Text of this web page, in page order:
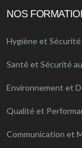
NOS
Hygiène et
Santé et Sécurité
Environnement et
Qualité et
Communication et